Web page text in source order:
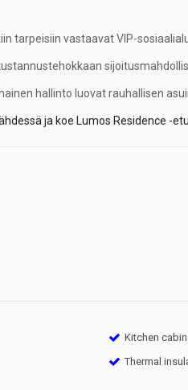
tarpeisiin vastaavat VIP-
hallinto luovat rauhallisen
ja koe Lumos Residence -
Kitchen
Thermal